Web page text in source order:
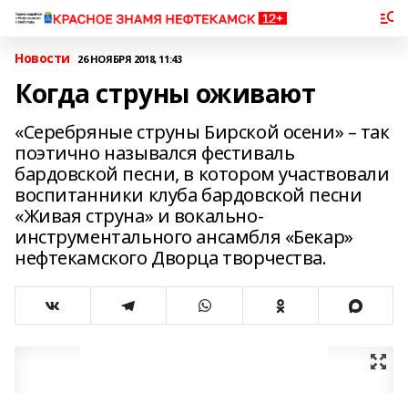
Новости 26 НОЯБРЯ 2018, 11:43
Когда струны оживают
«Серебряные струны Бирской осени» – так
поэтично назывался фестиваль
бардовской песни, в котором участвовали
воспитанники клуба бардовской песни
«Живая струна» и вокально-
инструментального ансамбля «Бекар»
нефтекамского Дворца творчества.